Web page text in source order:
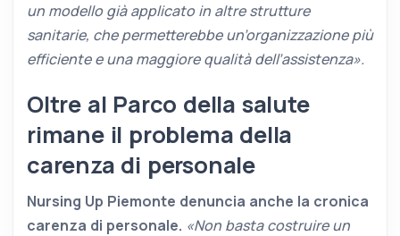
un modello già applicato in altre strutture
sanitarie, che permetterebbe un’organizzazione più
efficiente e una maggiore qualità dell’assistenza».
Oltre al Parco della salute
rimane il problema della
carenza di personale
Nursing Up Piemonte denuncia anche la cronica
carenza di personale. «Non basta costruire un